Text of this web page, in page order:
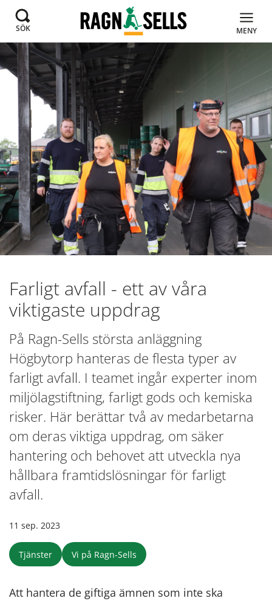
SÖK MENY
Farligt avfall - ett av våra
viktigaste uppdrag
På Ragn-Sells största anläggning
Högbytorp hanteras de flesta typer av
farligt avfall. I teamet ingår experter inom
miljölagstiftning, farligt gods och kemiska
risker. Här berättar två av medarbetarna
om deras viktiga uppdrag, om säker
hantering och behovet att utveckla nya
hållbara framtidslösningar för farligt
avfall.
11 sep. 2023
Tjänster Vi på Ragn-Sells
Att hantera de giftiga ämnen som inte ska